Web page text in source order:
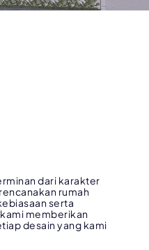
dari karakter
rumah
serta
memberikan
desain yang kami